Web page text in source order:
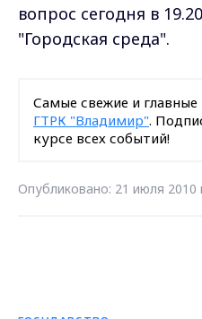
вопрос сегодня в
"Городская среда".
Самые свежие и
ГТРК "Владимир".
курсе всех событий!
Опубликовано: 21 июля 2010